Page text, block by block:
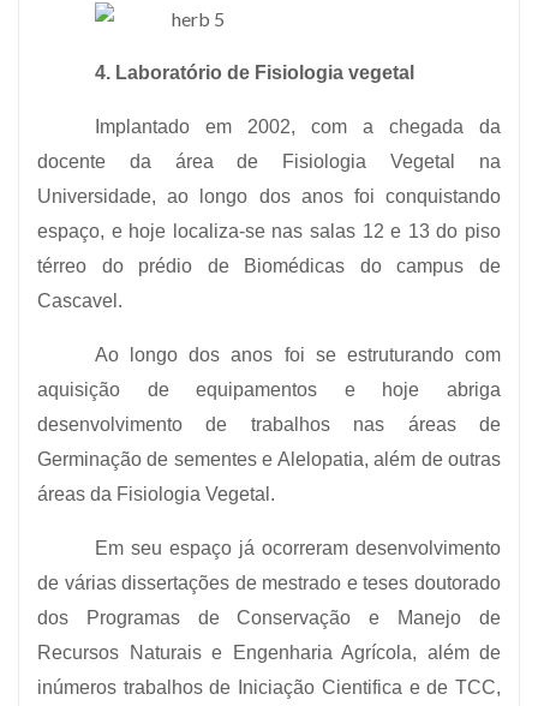
4. Laboratório de Fisiologia vegetal
Implantado em 2002, com a chegada da
docente da área de Fisiologia Vegetal na
Universidade, ao longo dos anos foi conquistando
espaço, e hoje localiza-se nas salas 12 e 13 do piso
térreo do prédio de Biomédicas do campus de
Cascavel.
Ao longo dos anos foi se estruturando com
aquisição de equipamentos e hoje abriga
desenvolvimento de trabalhos nas áreas de
Germinação de sementes e Alelopatia, além de outras
áreas da Fisiologia Vegetal.
Em seu espaço já ocorreram desenvolvimento
de várias dissertações de mestrado e teses doutorado
dos Programas de Conservação e Manejo de
Recursos Naturais e Engenharia Agrícola, além de
inúmeros trabalhos de Iniciação Cientifica e de TCC,